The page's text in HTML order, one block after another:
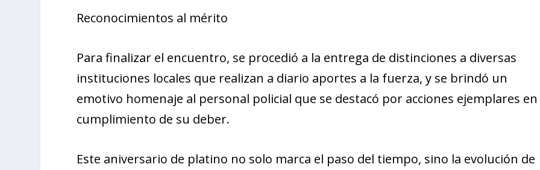
Reconocimientos al mérito
Para finalizar el encuentro, se procedió a la entrega de distinciones a diversas
instituciones locales que realizan a diario aportes a la fuerza, y se brindó un
emotivo homenaje al personal policial que se destacó por acciones ejemplares en
cumplimiento de su deber.
Este aniversario de platino no solo marca el paso del tiempo, sino la evolución de